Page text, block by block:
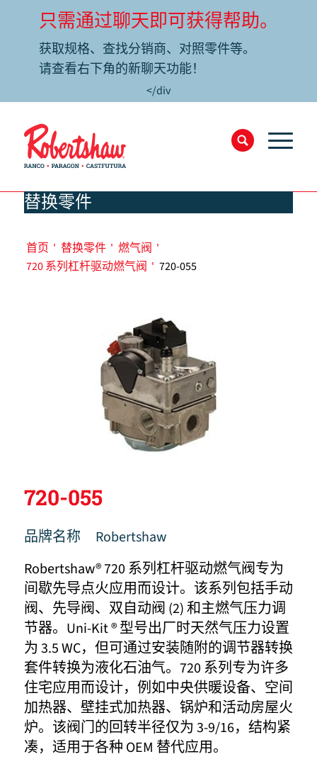
只需通过聊天即可获得帮助。
获取规格、查找分销商、对照零件等。
请查看右下角的新聊天功能！
</div
替换零件
首页 ' 替换零件 ' 燃气阀 '
720 系列杠杆驱动燃气阀 ' 720-055
720-055
品牌名称
Robertshaw
Robertshaw® 720 系列杠杆驱动燃气阀专为
间歇先导点火应用而设计。该系列包括手动
阀、先导阀、双自动阀 (2) 和主燃气压力调
节器。Uni-Kit ® 型号出厂时天然气压力设置
为 3.5 WC，但可通过安装随附的调节器转换
套件转换为液化石油气。720 系列专为许多
住宅应用而设计，例如中央供暖设备、空间
加热器、壁挂式加热器、锅炉和活动房屋火
炉。该阀门的回转半径仅为 3-9/16，结构紧
凑，适用于各种 OEM 替代应用。